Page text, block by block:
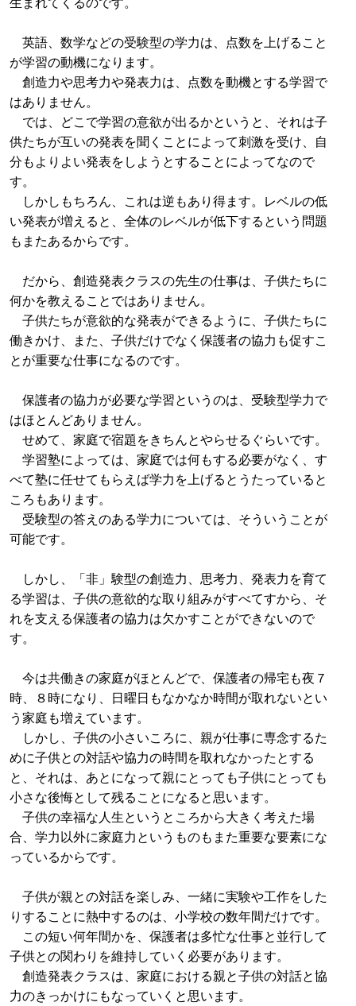
英語、数学などの受験型の学力は、点数を上げること
が学習の動機になります。
創造力や思考力や発表力は、点数を動機とする学習で
はありません。
では、どこで学習の意欲が出るかというと、それは子
供たちが互いの発表を聞くことによって刺激を受け、自
分もよりよい発表をしようとすることによってなので
す。
しかしもちろん、これは逆もあり得ます。レベルの低
い発表が増えると、全体のレベルが低下するという問題
もまたあるからです。
だから、創造発表クラスの先生の仕事は、子供たちに
何かを教えることではありません。
子供たちが意欲的な発表ができるように、子供たちに
働きかけ、また、子供だけでなく保護者の協力も促すこ
とが重要な仕事になるのです。
保護者の協力が必要な学習というのは、受験型学力で
はほとんどありません。
せめて、家庭で宿題をきちんとやらせるぐらいです。
学習塾によっては、家庭では何もする必要がなく、す
べて塾に任せてもらえば学力を上げるとうたっていると
ころもあります。
受験型の答えのある学力については、そういうことが
可能です。
しかし、「非」験型の創造力、思考力、発表力を育て
る学習は、子供の意欲的な取り組みがすべてすから、そ
れを支える保護者の協力は欠かすことができないので
す。
今は共働きの家庭がほとんどで、保護者の帰宅も夜７
時、８時になり、日曜日もなかなか時間が取れないとい
う家庭も増えています。
しかし、子供の小さいころに、親が仕事に専念するた
めに子供との対話や協力の時間を取れなかったとする
と、それは、あとになって親にとっても子供にとっても
小さな後悔として残ることになると思います。
子供の幸福な人生というところから大きく考えた場
合、学力以外に家庭力というものもまた重要な要素にな
っているからです。
子供が親との対話を楽しみ、一緒に実験や工作をした
りすることに熱中するのは、小学校の数年間だけです。
この短い何年間かを、保護者は多忙な仕事と並行して
子供との関わりを維持していく必要があります。
創造発表クラスは、家庭における親と子供の対話と協
力のきっかけにもなっていくと思います。